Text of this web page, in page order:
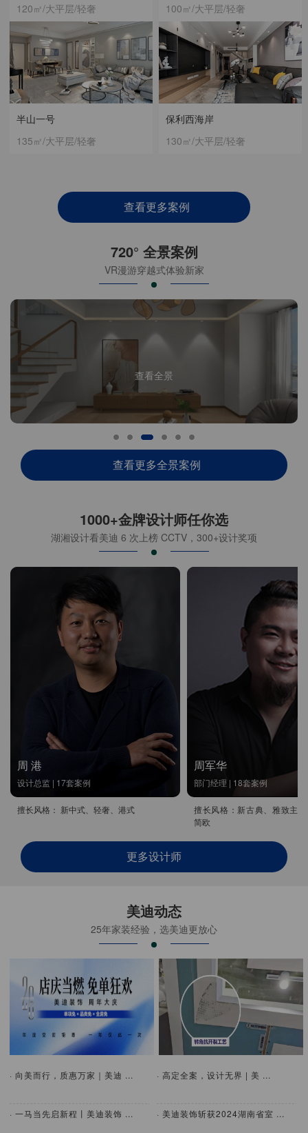
100㎡/大平层/轻奢
120㎡/大平层/轻奢
保利西海岸
130㎡/大平层/轻奢
半山一号
135㎡/大平层/轻奢
查看更多案例
720° 全景案例
VR漫游穿越式体验新家
查看全景
查看更多全景案例
1000+金牌设计师任你选
湖湘设计看美迪 6 次上榜 CCTV，300+设计奖项
周 港
设计总监 | 17套案例
擅长风格： 新中式、轻奢、港式
周军华
部门经理 | 18套案例
擅长风格：新古典、雅致主
简欧
更多设计师
美迪动态
25年家装经验，选美迪更放心
· 向美而行，质惠万家｜美迪 ...
· 一马当先启新程丨美迪装饰 ...
· 高定全案，设计无界 | 美 ...
· 美迪装饰斩获2024湖南省室 ...